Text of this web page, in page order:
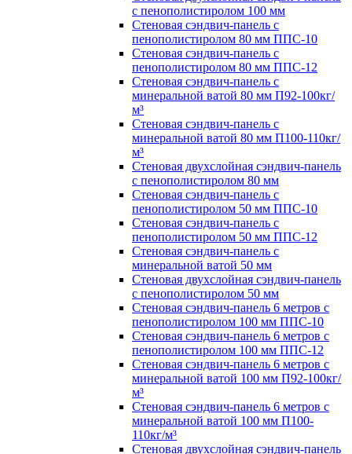
с пенополистиролом 100 мм
Стеновая сэндвич-панель с
пенополистиролом 80 мм ППС-10
Стеновая сэндвич-панель с
пенополистиролом 80 мм ППС-12
Стеновая сэндвич-панель с
минеральной ватой 80 мм П92-100кг/
м³
Стеновая сэндвич-панель с
минеральной ватой 80 мм П100-110кг/
м³
Стеновая двухслойная сэндвич-панель
с пенополистиролом 80 мм
Стеновая сэндвич-панель с
пенополистиролом 50 мм ППС-10
Стеновая сэндвич-панель с
пенополистиролом 50 мм ППС-12
Стеновая сэндвич-панель с
минеральной ватой 50 мм
Стеновая двухслойная сэндвич-панель
с пенополистиролом 50 мм
Стеновая сэндвич-панель 6 метров с
пенополистиролом 100 мм ППС-10
Стеновая сэндвич-панель 6 метров с
пенополистиролом 100 мм ППС-12
Стеновая сэндвич-панель 6 метров с
минеральной ватой 100 мм П92-100кг/
м³
Стеновая сэндвич-панель 6 метров с
минеральной ватой 100 мм П100-
110кг/м³
Стеновая двухслойная сэндвич-панель